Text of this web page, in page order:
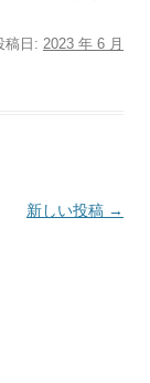
稿日: 2023 年 6 月
新しい投稿 →